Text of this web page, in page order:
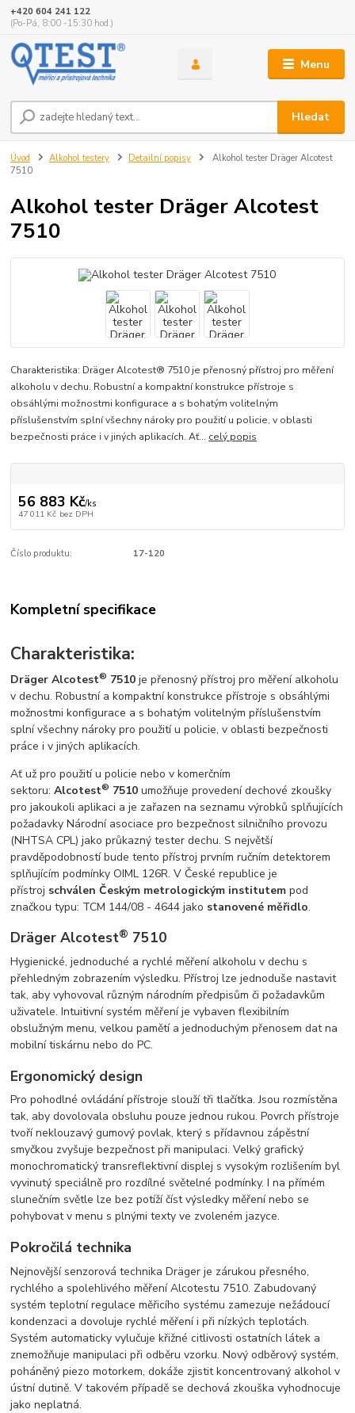
Menu
Hledat
+420 604 241 122
(Po-Pá, 8:00 -15:30 hod.)
Úvod Alkohol testery Detailní popisy
Alkohol tester Dräger Alcotest
7510
Alkohol tester Dräger Alcotest
7510
Charakteristika: Dräger Alcotest® 7510 je přenosný přístroj pro měření
alkoholu v dechu. Robustní a kompaktní konstrukce přístroje s
obsáhlými možnostmi konfigurace a s bohatým volitelným
příslušenstvím splní všechny nároky pro použití u policie, v oblasti
bezpečnosti práce i v jiných aplikacích. Ať... celý popis
56 883 Kč/ks
47 011 Kč bez DPH
Číslo produktu: 17-120
Kompletní specifikace
Charakteristika:
Dräger Alcotest® 7510 je přenosný přístroj pro měření alkoholu
v dechu. Robustní a kompaktní konstrukce přístroje s obsáhlými
možnostmi konfigurace a s bohatým volitelným příslušenstvím
splní všechny nároky pro použití u policie, v oblasti bezpečnosti
práce i v jiných aplikacích.
Ať už pro použití u policie nebo v komerčním
sektoru:Alcotest® 7510 umožňuje provedení dechové zkoušky
pro jakoukoli aplikaci a je zařazen na seznamu výrobků splňujících
požadavky Národní asociace pro bezpečnost silničního provozu
(NHTSA CPL) jako průkazný tester dechu. S největší
pravděpodobností bude tento přístroj prvním ručním detektorem
splňujícím podmínky OIML 126R. V České republice je
přístroj schválen Českým metrologickým institutem pod
značkou typu: TCM 144/08 - 4644 jako stanovené měřidlo.
Dräger Alcotest® 7510
Hygienické, jednoduché a rychlé měření alkoholu v dechu s
přehledným zobrazením výsledku. Přístroj lze jednoduše nastavit
tak, aby vyhovoval různým národním předpisům či požadavkům
uživatele. Intuitivní systém měření je vybaven flexibilním
obslužným menu, velkou pamětí a jednoduchým přenosem dat na
mobilní tiskárnu nebo do PC.
Ergonomický design
Pro pohodlné ovládání přístroje slouží tři tlačítka. Jsou rozmístěna
tak, aby dovolovala obsluhu pouze jednou rukou. Povrch přístroje
tvoří neklouzavý gumový povlak, který s přídavnou zápěstní
smyčkou zvyšuje bezpečnost při manipulaci. Velký grafický
monochromatický transreflektivní displej s vysokým rozlišením byl
vyvinutý speciálně pro rozdílné světelné podmínky. I na přímém
slunečním světle lze bez potíží číst výsledky měření nebo se
pohybovat v menu s plnými texty ve zvoleném jazyce.
Pokročilá technika
Nejnovější senzorová technika Dräger je zárukou přesného,
rychlého a spolehlivého měření Alcotestu 7510. Zabudovaný
systém teplotní regulace měřicího systému zamezuje nežádoucí
kondenzaci a dovoluje rychlé měření i při nízkých teplotách.
Systém automaticky vylučuje křižné citlivosti ostatních látek a
znemožňuje manipulaci při odběru vzorku. Nový odběrový systém,
poháněný piezo motorkem, dokáže zjistit koncentrovaný alkohol v
ústní dutině. V takovém případě se dechová zkouška vyhodnocuje
jako neplatná.